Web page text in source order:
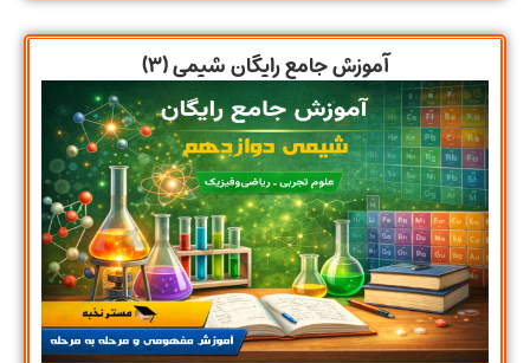
آموزش جامع رایگان شیمی (۳)